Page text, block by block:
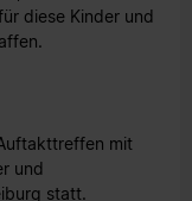
diese Kinder und
mit
und
statt.